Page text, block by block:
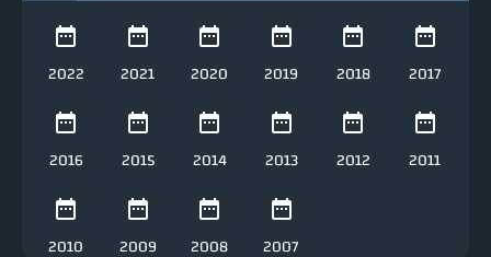
2022 2021 2020 2019 2018 2017
2016 2015 2014 2013 2012 2011
2010 2009 2008 2007